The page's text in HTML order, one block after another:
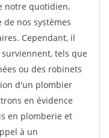
notre quotidien,
nos systèmes
Cependant, il
tels que
ou des robinets
d'un plombier
en évidence
en plomberie et
à un